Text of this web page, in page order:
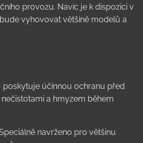
provozu. Navíc je k dispozici v
vyhovovat většině modelů a
poskytuje účinnou ochranu před
a hmyzem během
navrženo pro většinu